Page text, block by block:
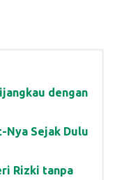
dengan
Nya Sejak Dulu
Rizki tanpa